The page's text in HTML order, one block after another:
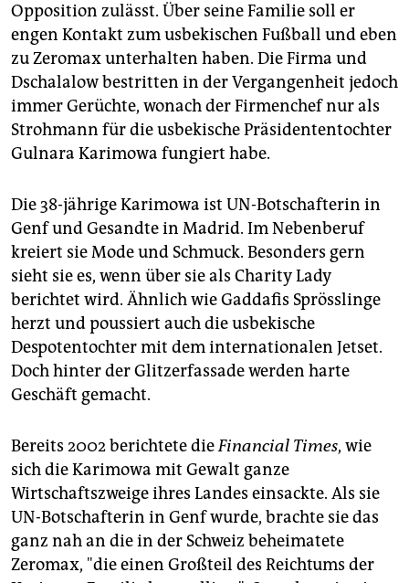
Opposition zulässt. Über seine Familie soll er
engen Kontakt zum usbekischen Fußball und eben
zu Zeromax unterhalten haben. Die Firma und
Dschalalow bestritten in der Vergangenheit jedoch
immer Gerüchte, wonach der Firmenchef nur als
Strohmann für die usbekische Präsidententochter
Gulnara Karimowa fungiert habe.
Die 38-jährige Karimowa ist UN-Botschafterin in
Genf und Gesandte in Madrid. Im Nebenberuf
kreiert sie Mode und Schmuck. Besonders gern
sieht sie es, wenn über sie als Charity Lady
berichtet wird. Ähnlich wie Gaddafis Sprösslinge
herzt und poussiert auch die usbekische
Despotentochter mit dem internationalen Jetset.
Doch hinter der Glitzerfassade werden harte
Geschäft gemacht.
Bereits 2002 berichtete dieFinancial Times, wie
sich die Karimowa mit Gewalt ganze
Wirtschaftszweige ihres Landes einsackte. Als sie
UN-Botschafterin in Genf wurde, brachte sie das
ganz nah an die in der Schweiz beheimatete
Zeromax, "die einen Großteil des Reichtums der